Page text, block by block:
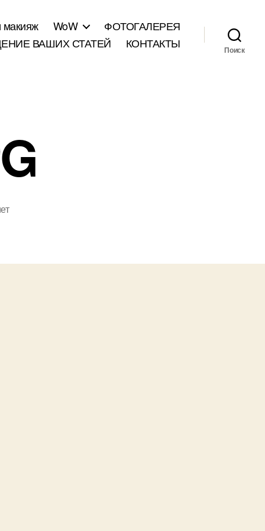
макияж WoW
ФОТОГАЛЕРЕЯ
ВАШИХ СТАТЕЙ
КОНТАКТЫ Поиск